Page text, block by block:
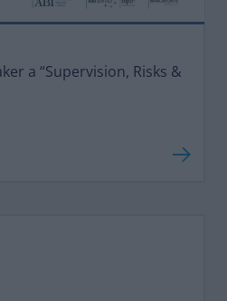
a “Supervision, Risks &